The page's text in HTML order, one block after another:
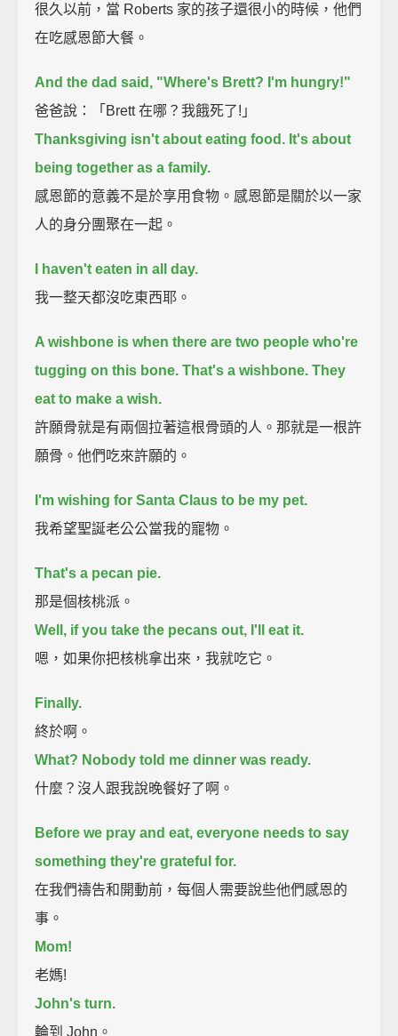
很久以前，當 Roberts 家的孩子還很小的時候，他們
在吃感恩節大餐。
And the dad said, "Where's Brett? I'm hungry!"
爸爸說：「Brett 在哪？我餓死了!」
Thanksgiving isn't about eating food. It's about
being together as a family.
感恩節的意義不是於享用食物。感恩節是關於以一家
人的身分團聚在一起。
I haven't eaten in all day.
我一整天都沒吃東西耶。
A wishbone is when there are two people who're
tugging on this bone. That's a wishbone. They
eat to make a wish.
許願骨就是有兩個拉著這根骨頭的人。那就是一根許
願骨。他們吃來許願的。
I'm wishing for Santa Claus to be my pet.
我希望聖誕老公公當我的寵物。
That's a pecan pie.
那是個核桃派。
Well, if you take the pecans out, I'll eat it.
嗯，如果你把核桃拿出來，我就吃它。
Finally.
終於啊。
What? Nobody told me dinner was ready.
什麼？沒人跟我說晚餐好了啊。
Before we pray and eat, everyone needs to say
something they're grateful for.
在我們禱告和開動前，每個人需要說些他們感恩的
事。
Mom!
老媽!
John's turn.
輪到 John。